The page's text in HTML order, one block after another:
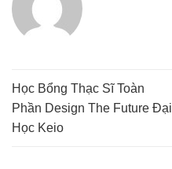
Học Bổng Thạc Sĩ Toàn
Phần Design The Future Đại
Học Keio